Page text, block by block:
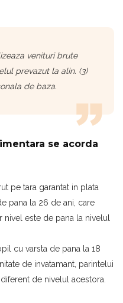
venituri brute
prevazut la alin. (3)
de baza.
se acorda
pe tara garantat in plata
pana la 26 de ani, care
nivel este de pana la nivelul
cu varsta de pana la 18
de invatamant, parintelui
de nivelul acestora.